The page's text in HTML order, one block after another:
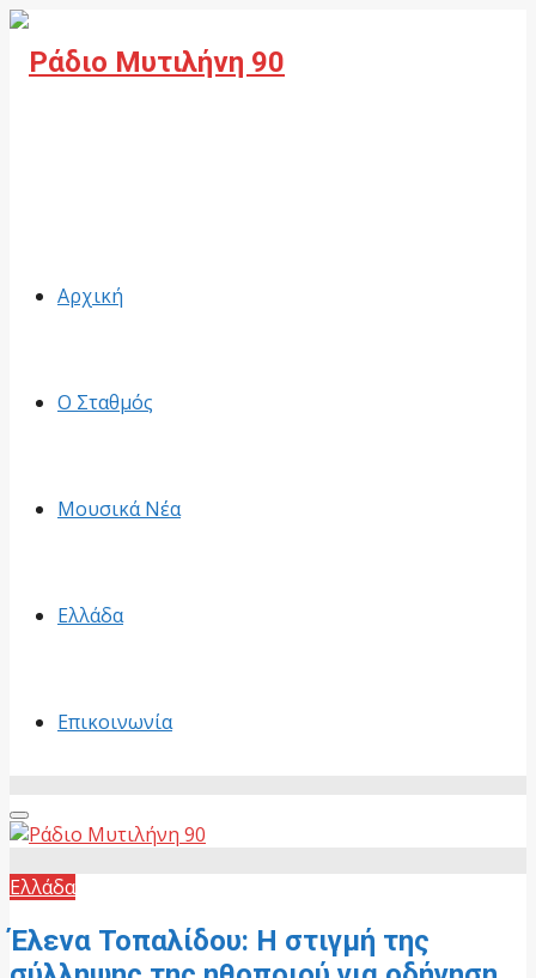
Αρχική
Ο Σταθμός
Μουσικά Νέα
Ελλάδα
Επικοινωνία
Primary
Menu
Ελλάδα
Έλενα Τοπαλίδου: Η στιγμή της